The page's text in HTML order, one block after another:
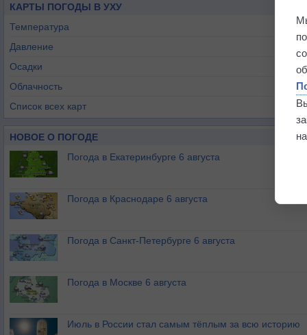
КАРТЫ ПОГОДЫ В УХУ
Температура
Давление
Осадки
Облачность
Список всех карт
НОВОЕ О ПОГОДЕ
Погода в Екатеринбурге 6 августа
Погода в Краснодаре 6 августа
Погода в Санкт-Петербурге 6 августа
Погода в Москве 6 августа
Июль в России стал самым тёплым за всю историю